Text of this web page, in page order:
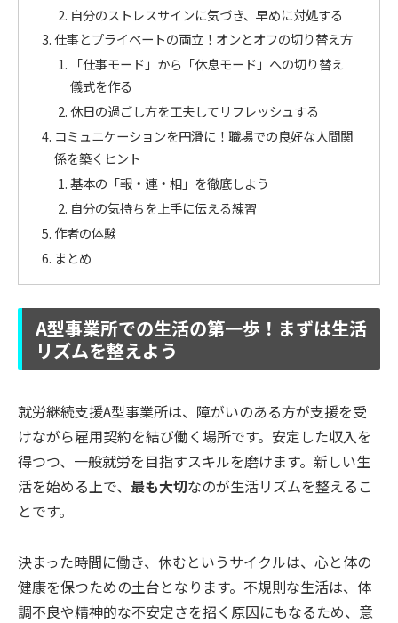
自分のストレスサインに気づき、早めに対処する
仕事とプライベートの両立！オンとオフの切り替え方
「仕事モード」から「休息モード」への切り替え
儀式を作る
休日の過ごし方を工夫してリフレッシュする
コミュニケーションを円滑に！職場での良好な人間関
係を築くヒント
基本の「報・連・相」を徹底しよう
自分の気持ちを上手に伝える練習
作者の体験
まとめ
A型事業所での生活の第一歩！まずは生活
リズムを整えよう
就労継続支援A型事業所は、障がいのある方が支援を受
けながら雇用契約を結び働く場所です。安定した収入を
得つつ、一般就労を目指すスキルを磨けます。新しい生
活を始める上で、 最も大切なのが生活リズムを整えるこ
とです。
決まった時間に働き、休むというサイクルは、心と体の
健康を保つための土台となります。不規則な生活は、体
調不良や精神的な不安定さを招く原因にもなるため、意